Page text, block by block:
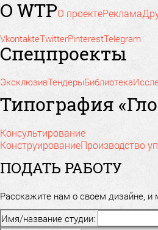
О WTPО проектеРеклама
VkontakteTwitterPinterestTelegram
Спецпроекты
ЭксклюзивТендерыБиблиотека
Типография
Консультирование
КонструированиеПроизводство
ПОДАТЬ РАБОТУ
Расскажите нам о своем дизайне,
Имя/название студии: